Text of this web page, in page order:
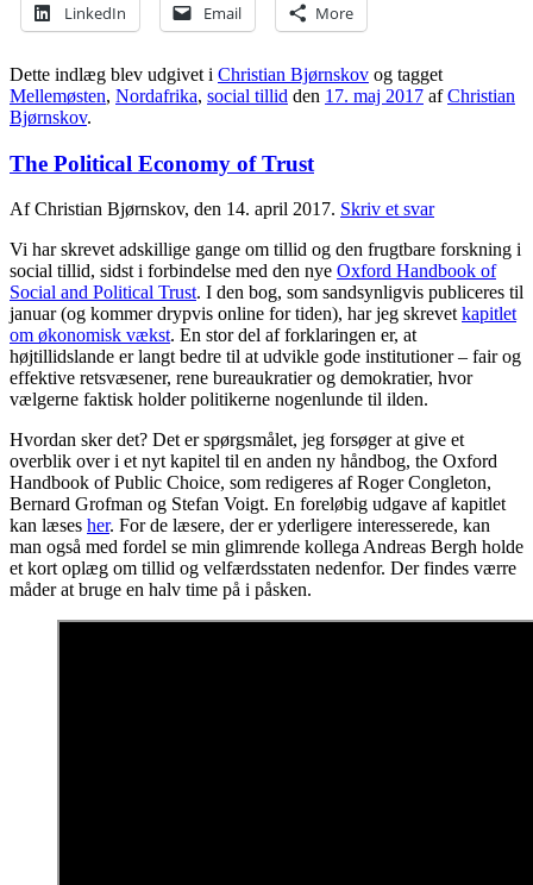
LinkedIn Email More
Dette indlæg blev udgivet i Christian Bjørnskov og tagget
Mellemøsten, Nordafrika, social tillid den 17. maj 2017 afChristian
Bjørnskov.
The Political Economy of Trust
Af Christian Bjørnskov, den 14. april 2017. Skriv et svar
Vi har skrevet adskillige gange om tillid og den frugtbare forskning i
social tillid, sidst i forbindelse med den nye Oxford Handbook of
Social and Political Trust. I den bog, som sandsynligvis publiceres til
januar (og kommer drypvis online for tiden), har jeg skrevet kapitlet
om økonomisk vækst. En stor del af forklaringen er, at
højtillidslande er langt bedre til at udvikle gode institutioner – fair og
effektive retsvæsener, rene bureaukratier og demokratier, hvor
vælgerne faktisk holder politikerne nogenlunde til ilden.
Hvordan sker det? Det er spørgsmålet, jeg forsøger at give et
overblik over i et nyt kapitel til en anden ny håndbog, the Oxford
Handbook of Public Choice, som redigeres af Roger Congleton,
Bernard Grofman og Stefan Voigt. En foreløbig udgave af kapitlet
kan læses her. For de læsere, der er yderligere interesserede, kan
man også med fordel se min glimrende kollega Andreas Bergh holde
et kort oplæg om tillid og velfærdsstaten nedenfor. Der findes værre
måder at bruge en halv time på i påsken.